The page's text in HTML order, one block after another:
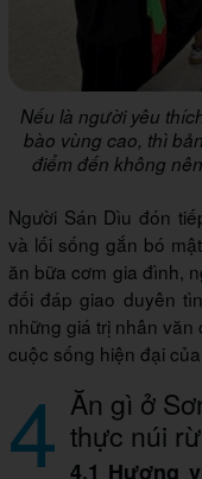
Nếu là người yêu
bào vùng cao, thì
điểm đến không
Người Sán Dìu đón
và lối sống gắn bó
ăn bữa cơm gia đình,
đối đáp giao duyên
những giá trị nhân
cuộc sống hiện đại
4 Ăn gì ở
thực núi
4.1 Hương